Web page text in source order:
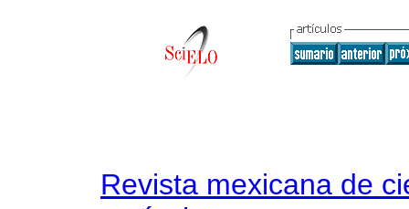
Revista mexicana de